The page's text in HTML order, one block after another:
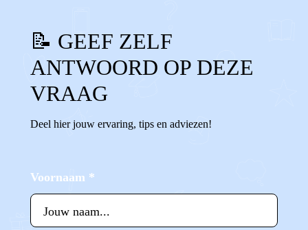
📝 GEEF ZELF
ANTWOORD OP DEZE
VRAAG
Deel hier jouw ervaring, tips en adviezen!
Voornaam *